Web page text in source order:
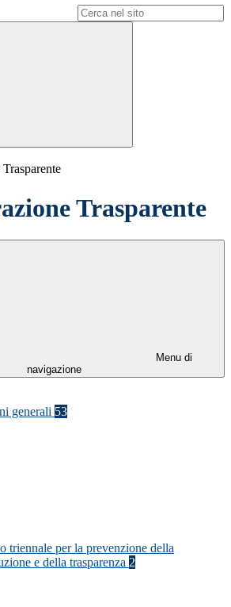
Trasparente
Menu di
navigazione
generali 53
triennale per la prevenzione della
e della trasparenza 2